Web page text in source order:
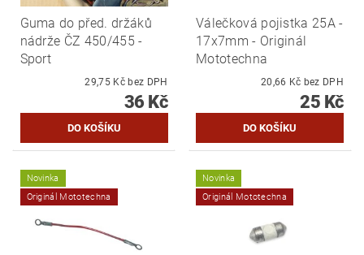
Guma do před. držáků
nádrže ČZ 450/455 -
Sport
29,75 Kč bez DPH
36 Kč
Válečková pojistka 25A -
17x7mm - Originál
Mototechna
20,66 Kč bez DPH
25 Kč
Novinka
Originál Mototechna
Novinka
Originál Mototechna